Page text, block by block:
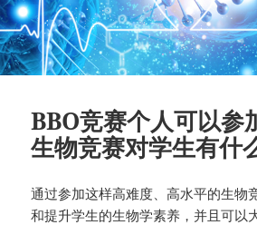
BBO竞赛个人可以参
生物竞赛对学生有什
通过参加这样高难度、高水平的生物
和提升学生的生物学素养，并且可以